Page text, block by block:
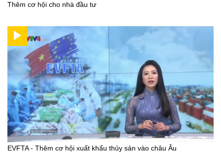
Thêm cơ hội cho nhà đầu tư
EVFTA - Thêm cơ hội xuất khẩu thủy sản vào châu Âu